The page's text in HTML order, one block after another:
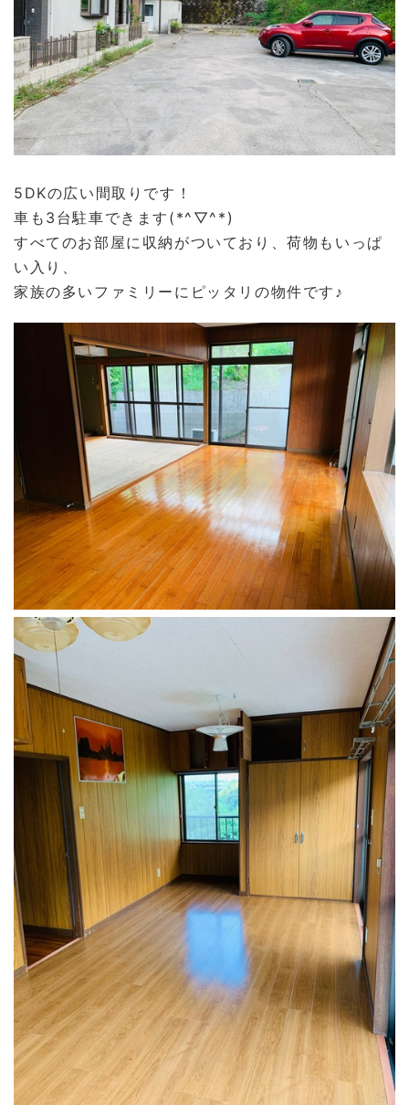
5DKの広い間取りです！
車も3台駐車できます(*^▽^*)
すべてのお部屋に収納がついており、荷物もいっぱ
い入り、
家族の多いファミリーにピッタリの物件です♪